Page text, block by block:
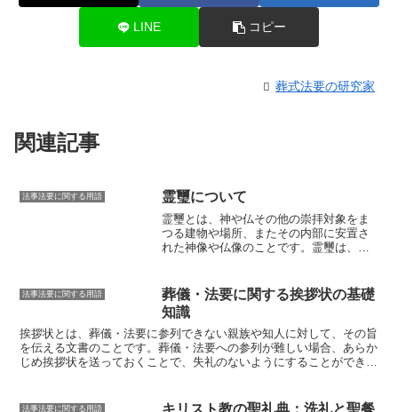
LINE コピー
葬式法要の研究家
関連記事
法事法要に関する用語 霊璽について
霊璽とは、神や仏その他の崇拝対象をま
つる建物や場所、またその内部に安置さ
れた神像や仏像のことです。 霊璽は、古
もに伝来しました。霊璽は、神社や寺
院、また家庭など様々な場所に設置さ
れ、人々は霊璽に祈りや供物を捧げて崇
拝しています。霊璽は、日本の伝統文化
の中で重要な役割を果たしており、人々
の信仰の対象として大切にされてきまし
化財やユネスコ世界遺産に指定されてい
法事法要に関する用語
葬儀・法要に関する挨拶状の基礎
知識
挨拶状とは、葬儀・法要に参列できない親族や知人に対して、その旨
を伝える文書のことです。葬儀・法要への参列が難しい場合、あらか
じめ挨拶状を送っておくことで、失礼のないようにすることができま
の挨拶は、「残暑厳しい折柄」や「寒さが一段と厳しくなってまいり
法事法要に関する用語
キリスト教の聖礼典：洗礼と聖餐